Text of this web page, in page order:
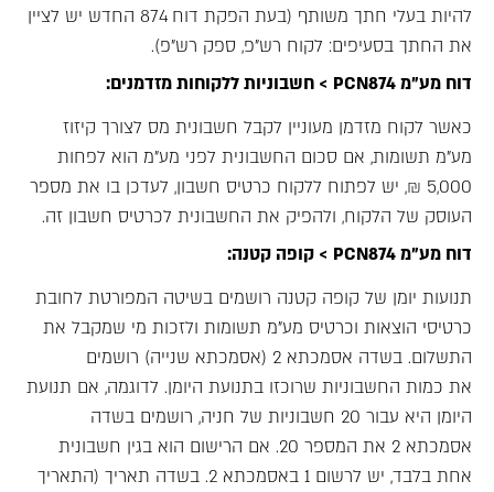
להיות בעלי חתך משותף (בעת הפקת דוח 874 החדש יש לציין
את החתך בסעיפים: לקוח רש"פ, ספק רש"פ).
דוח מע"מ PCN874 >
חשבוניות ללקוחות מזדמנים:
כאשר לקוח מזדמן מעוניין לקבל חשבונית מס לצורך קיזוז
מע"מ תשומות, אם סכום החשבונית לפני מע"מ הוא לפחות
5,000 ₪, יש לפתוח ללקוח כרטיס חשבון, לעדכן בו את מספר
העוסק של הלקוח, ולהפיק את החשבונית לכרטיס חשבון זה.
דוח מע"מ PCN874 > קופה קטנה:
תנועות יומן של קופה קטנה רושמים בשיטה המפורטת לחובת
כרטיסי הוצאות וכרטיס מע"מ תשומות ולזכות מי שמקבל את
התשלום. בשדה אסמכתא 2 (אסמכתא שנייה) רושמים
את כמות החשבוניות שרוכזו בתנועת היומן. לדוגמה, אם תנועת
היומן היא עבור 20 חשבוניות של חניה, רושמים בשדה
אסמכתא 2 את המספר 20. אם הרישום הוא בגין חשבונית
אחת בלבד, יש לרשום 1 באסמכתא 2. בשדה תאריך (התאריך